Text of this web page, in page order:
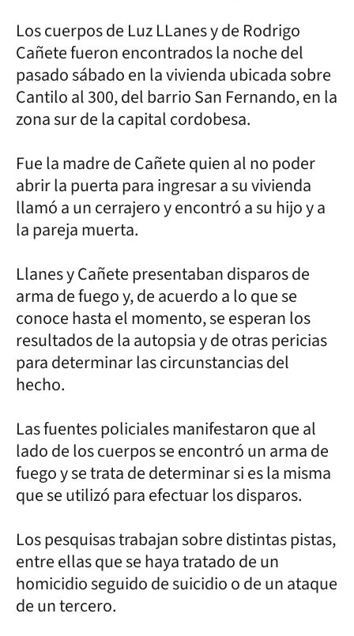
Los cuerpos de Luz LLanes y de Rodrigo
Cañete fueron encontrados la noche del
pasado sábado en la vivienda ubicada sobre
Cantilo al 300, del barrio San Fernando, en la
zona sur de la capital cordobesa.
Fue la madre de Cañete quien al no poder
abrir la puerta para ingresar a su vivienda
llamó a un cerrajero y encontró a su hijo y a
la pareja muerta.
Llanes y Cañete presentaban disparos de
arma de fuego y, de acuerdo a lo que se
conoce hasta el momento, se esperan los
resultados de la autopsia y de otras pericias
para determinar las circunstancias del
hecho.
Las fuentes policiales manifestaron que al
lado de los cuerpos se encontró un arma de
fuego y se trata de determinar si es la misma
que se utilizó para efectuar los disparos.
Los pesquisas trabajan sobre distintas pistas,
entre ellas que se haya tratado de un
homicidio seguido de suicidio o de un ataque
de un tercero.